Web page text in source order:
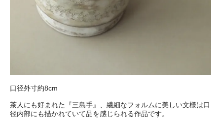
口径外寸約8cm
茶人にも好まれた『三島手』、繊細なフォルムに美しい文様は口
径内部にも描かれていて品を感じられる作品です。